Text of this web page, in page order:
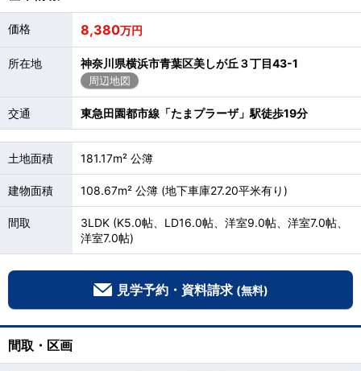
価格 8,380万円
所在地 神奈川県横浜市青葉区美しが丘３丁目43-1
周辺地図
交通 東急田園都市線「たまプラーザ」駅徒歩19分
土地面積 181.17m² 公簿
建物面積 108.67m² 公簿 (地下車庫27.20平米有り)
間取
3LDK (K5.0帖、LD16.0帖、洋室9.0帖、洋室7.0帖、
洋室7.0帖)
見学予約・資料請求 (無料)
間取・区画